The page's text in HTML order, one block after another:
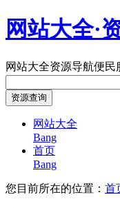
网站大全·
网站大全资源导航便民
网站大全
Bang
首页
Bang
您目前所在的位置： 首